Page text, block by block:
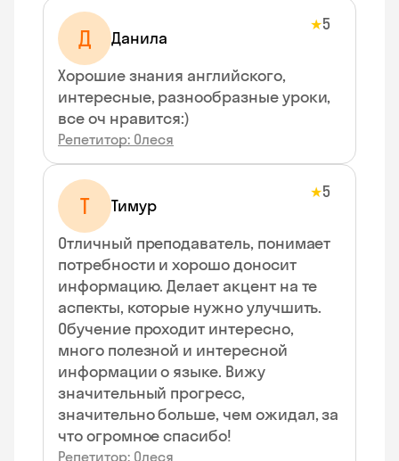
Д Данила
★5
Хорошие знания английского,
интересные, разнообразные уроки,
все оч нравится:)
Репетитор: Олеся
Т Тимур
★5
Отличный преподаватель, понимает
потребности и хорошо доносит
информацию. Делает акцент на те
аспекты, которые нужно улучшить.
Обучение проходит интересно,
много полезной и интересной
информации о языке. Вижу
значительный прогресс,
значительно больше, чем ожидал, за
что огромное спасибо!
Репетитор: Олеся